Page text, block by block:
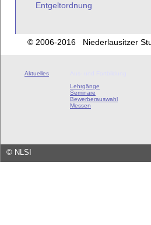
Entgeltordnung
© 2006-2016 Niederlausitzer
Aktuelles
Lehrgänge
Seminare
Bewerberauswahl
Messen
© NLSI